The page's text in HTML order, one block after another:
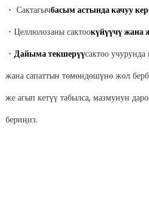
・ Сактагычбасым астында качуу
・Целлюлозаны сактоокүйүүчү жана
・ Дайыма текшерүүсактоо
жана сапаттын төмөндөшүнө жол
же агып кетүү табылса, мазмунун
бериңиз.